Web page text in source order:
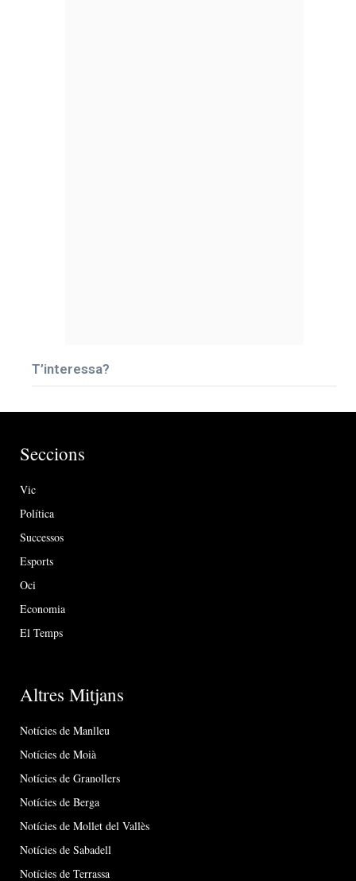
T’interessa?
Seccions
Vic
Política
Successos
Esports
Oci
Economia
El Temps
Altres Mitjans
Notícies de Manlleu
Notícies de Moià
Notícies de Granollers
Notícies de Berga
Notícies de Mollet del Vallès
Notícies de Sabadell
Notícies de Terrassa